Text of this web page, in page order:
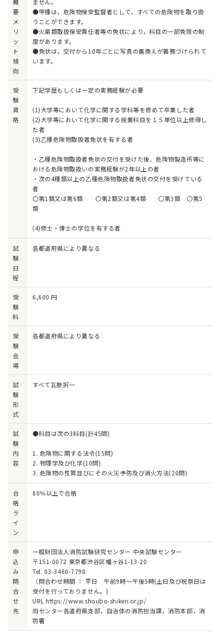
要
メ
リ
ッ
ト
傾
向
●甲種は，危険物保安監督者として，すべての危険物を取り扱
うことができます。
●火薬類取扱保安責任者等の免状により，科目の一部免除の制
度があります。
●免状は，交付から10年ごとに写真の書換えが義務づけられて
います。
受
験
資
格
下記学歴もしくは一定の実務経験が必要
(1)大学等において化学に関する学科等を修めて卒業した者
(2)大学等において化学に関する授業科目を１５単位以上修得し
た者
(3)乙種危険物取扱者免状を有する者
・乙種危険物取扱者免状の交付を受けた後、危険物製造所等に
おける危険物取扱いの実務経験が2年以上の者
・次の4種類以上の乙種危険物取扱者免状の交付を受けている
者
〇第1類又は第6類 〇第2類又は第4類 〇第3類 〇第5
類
(4)修士・博士の学位を有する者
試
験
日
程
各都道府県により異なる
受
験
料
6,600 円
受
験
会
場
各都道府県により異なる
試
験
形
式
すべて五肢択一
試
験
内
容
●科目は次の3科目(計45問)
1. 危険物に関する法令(15問)
2. 物理学及び化学(10問)
3. 危険物の性質並びにその火災予防及び消火方法(20問)
合
格
ラ
イ
ン
60％以上で合格
申
込
み
問
合
せ
先
一般財団法人消防試験研究センター 中央試験センター
〒151-0072 東京都渋谷区幡ヶ谷1-13-20
Tel. 03-3460-7798
（問合わせ時間 ： 平日 午前9時～午後5時(土日及び祝祭日は
受付を行っておりません。)
URL https://www.shoubo-shiken.or.jp/
同センター各道府県支部，自治体の消防担当課，消防本部，消
防署